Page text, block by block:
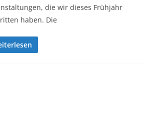
die wir dieses Frühjahr
haben. Die